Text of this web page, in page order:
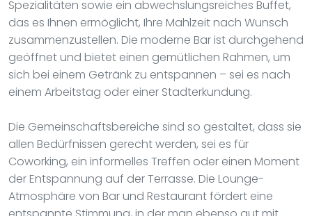
Spezialitäten sowie ein abwechslungsreiches Buffet,
das es Ihnen ermöglicht, Ihre Mahlzeit nach Wunsch
zusammenzustellen. Die moderne Bar ist durchgehend
geöffnet und bietet einen gemütlichen Rahmen, um
sich bei einem Getränk zu entspannen – sei es nach
einem Arbeitstag oder einer Stadterkundung.
Die Gemeinschaftsbereiche sind so gestaltet, dass sie
allen Bedürfnissen gerecht werden, sei es für
Coworking, ein informelles Treffen oder einen Moment
der Entspannung auf der Terrasse. Die Lounge-
Atmosphäre von Bar und Restaurant fördert eine